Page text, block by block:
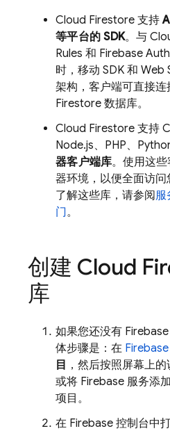
Cloud Firestore 支持
等平台的 SDK。与
Rules 和 Firebase
时，移动 SDK 和 Web
架构，客户端可直接连
Firestore 数据库。
Cloud Firestore 支持
Node.js、PHP、
器客户端库。使用这
器环境，以便全面访
了解这些库，请参阅服
门。
创建 Cloud
库
如果您还没有
体步骤是：在 Firebase
目 ，然后按照屏幕上
或将 Firebase 服务添
项目。
在 Firebase 控制台中